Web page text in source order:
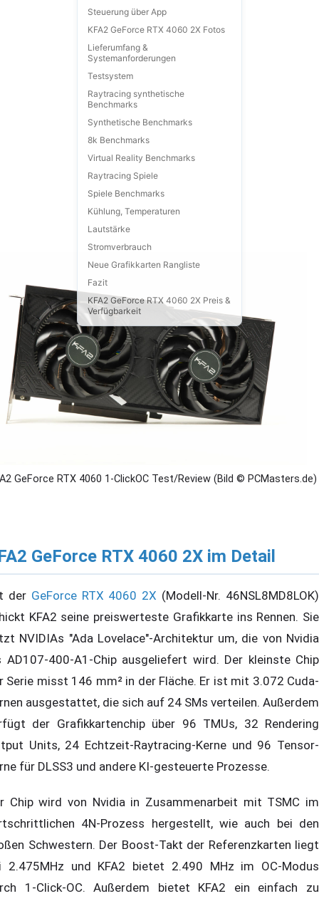
Steuerung über App
KFA2 GeForce RTX 4060 2X Fotos
Lieferumfang &
Systemanforderungen
Testsystem
Raytracing synthetische
Benchmarks
Synthetische Benchmarks
8k Benchmarks
Virtual Reality Benchmarks
Raytracing Spiele
Spiele Benchmarks
Kühlung, Temperaturen
Lautstärke
Stromverbrauch
Neue Grafikkarten Rangliste
Fazit
KFA2 GeForce RTX 4060 2X Preis &
Verfügbarkeit
GeForce RTX 4060 1-ClickOC Test/Review (Bild © PCMasters.de)
GeForce RTX 4060 2X im Detail
der GeForce RTX 4060 2X (Modell-Nr. 46NSL8MD8LOK)
KFA2 seine preiswerteste Grafikkarte ins Rennen. Sie
NVIDIAs "Ada Lovelace"-Architektur um, die von Nvidia
AD107-400-A1-Chip ausgeliefert wird. Der kleinste Chip
Serie misst 146 mm² in der Fläche. Er ist mit 3.072 Cuda-
ausgestattet, die sich auf 24 SMs verteilen. Außerdem
der Grafikkartenchip über 96 TMUs, 32 Rendering
Units, 24 Echtzeit-Raytracing-Kerne und 96 Tensor-
für DLSS3 und andere KI-gesteuerte Prozesse.
Chip wird von Nvidia in Zusammenarbeit mit TSMC im
4N-Prozess hergestellt, wie auch bei den
Schwestern. Der Boost-Takt der Referenzkarten liegt
2.475MHz und KFA2 bietet 2.490 MHz im OC-Modus
1-Click-OC. Außerdem bietet KFA2 ein einfach zu